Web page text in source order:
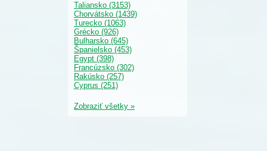
Taliansko (3153)
Chorvátsko (1439)
Turecko (1063)
Grécko (926)
Bulharsko (645)
Španielsko (453)
Egypt (398)
Francúzsko (302)
Rakúsko (257)
Cyprus (251)
Zobraziť všetky »